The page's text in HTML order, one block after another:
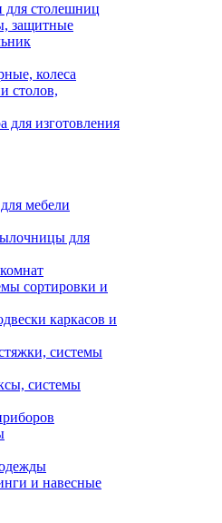
столешниц
защитные
колеса
столов,
изготовления
мебели
для
сортировки и
каркасов и
системы
системы
и навесные